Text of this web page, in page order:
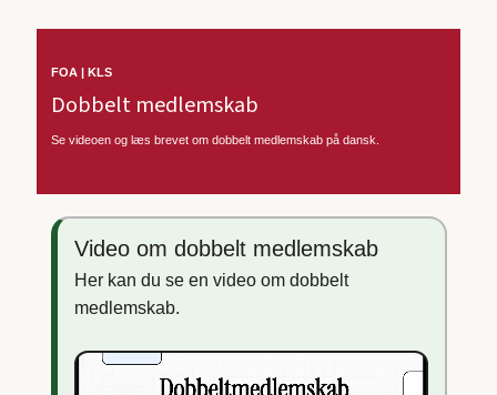
FOA | KLS
Dobbelt medlemskab
Se videoen og læs brevet om dobbelt medlemskab på dansk.
Video om dobbelt medlemskab
Her kan du se en video om dobbelt
medlemskab.